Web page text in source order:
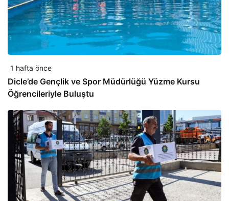
1 hafta önce
Dicle’de Gençlik ve Spor Müdürlüğü Yüzme Kursu
Öğrencileriyle Buluştu